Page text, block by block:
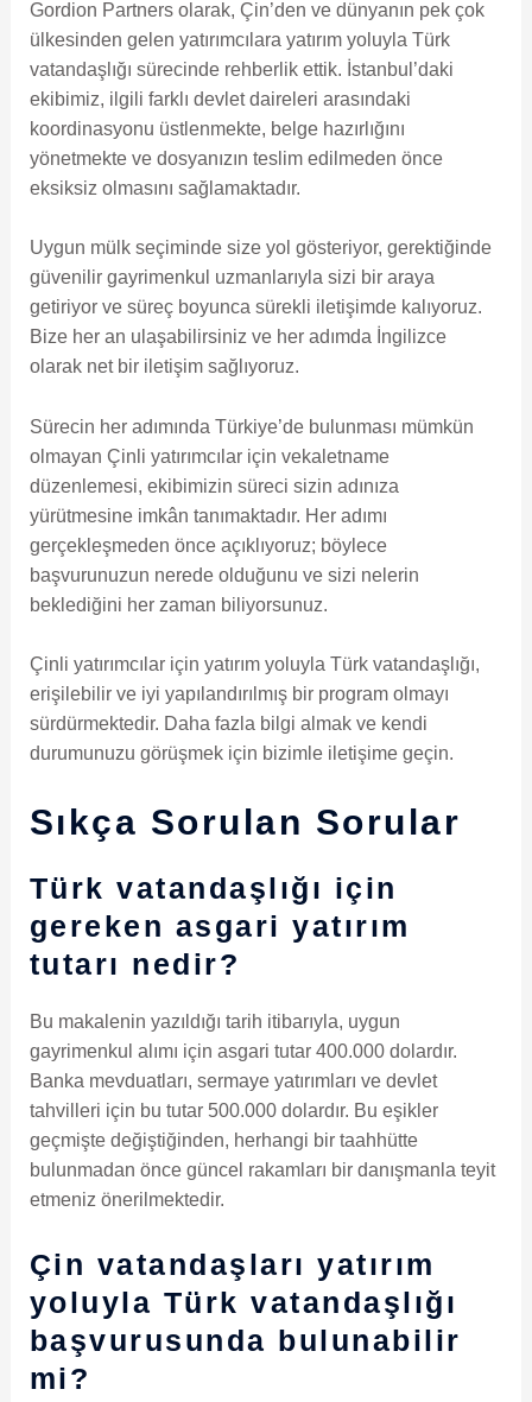
Gordion Partners olarak, Çin’den ve dünyanın pek çok
ülkesinden gelen yatırımcılara yatırım yoluyla Türk
vatandaşlığı sürecinde rehberlik ettik. İstanbul’daki
ekibimiz, ilgili farklı devlet daireleri arasındaki
koordinasyonu üstlenmekte, belge hazırlığını
yönetmekte ve dosyanızın teslim edilmeden önce
eksiksiz olmasını sağlamaktadır.
Uygun mülk seçiminde size yol gösteriyor, gerektiğinde
güvenilir gayrimenkul uzmanlarıyla sizi bir araya
getiriyor ve süreç boyunca sürekli iletişimde kalıyoruz.
Bize her an ulaşabilirsiniz ve her adımda İngilizce
olarak net bir iletişim sağlıyoruz.
Sürecin her adımında Türkiye’de bulunması mümkün
olmayan Çinli yatırımcılar için vekaletname
düzenlemesi, ekibimizin süreci sizin adınıza
yürütmesine imkân tanımaktadır. Her adımı
gerçekleşmeden önce açıklıyoruz; böylece
başvurunuzun nerede olduğunu ve sizi nelerin
beklediğini her zaman biliyorsunuz.
Çinli yatırımcılar için yatırım yoluyla Türk vatandaşlığı,
erişilebilir ve iyi yapılandırılmış bir program olmayı
sürdürmektedir. Daha fazla bilgi almak ve kendi
durumunuzu görüşmek için bizimle iletişime geçin.
Sıkça Sorulan Sorular
Türk vatandaşlığı için
gereken asgari yatırım
tutarı nedir?
Bu makalenin yazıldığı tarih itibarıyla, uygun
gayrimenkul alımı için asgari tutar 400.000 dolardır.
Banka mevduatları, sermaye yatırımları ve devlet
tahvilleri için bu tutar 500.000 dolardır. Bu eşikler
geçmişte değiştiğinden, herhangi bir taahhütte
bulunmadan önce güncel rakamları bir danışmanla teyit
etmeniz önerilmektedir.
Çin vatandaşları yatırım
yoluyla Türk vatandaşlığı
başvurusunda bulunabilir
mi?